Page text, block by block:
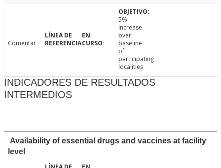
Comentar
5%
increase
over
baseline
of
participating
localities
INDICADORES DE RESULTADOS
INTERMEDIOS
Availability of essential drugs and vaccines at facility
level